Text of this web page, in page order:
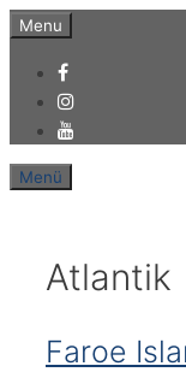
Zum
springen
Menu
Menü
Atlantik
Faroe